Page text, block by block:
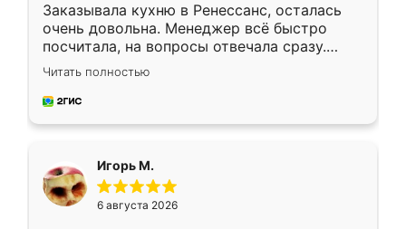
Заказывала кухню в Ренессанс, осталась
очень довольна. Менеджер всё быстро
посчитала, на вопросы отвечала сразу.
Замерщик приехал в субботу, подошёл к
делу со всей ответственностью. Собрали
за день, ребята работали аккуратно, даже
Читать полностью
Игорь М.
6 августа 2026